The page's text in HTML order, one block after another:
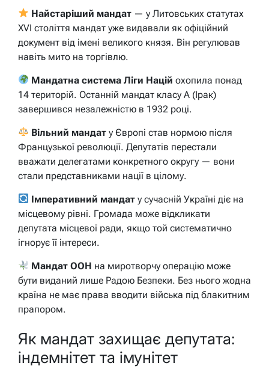
Найстаріший мандат — у Литовських статутах
XVI століття мандат уже видавали як офіційний
документ від імені великого князя. Він регулював
навіть мито на торгівлю.
Мандатна система Ліги Націй охопила понад
14 територій. Останній мандат класу A (Ірак)
завершився незалежністю в 1932 році.
Вільний мандат у Європі став нормою після
Французької революції. Депутатів перестали
вважати делегатами конкретного округу — вони
стали представниками нації в цілому.
Імперативний мандат у сучасній Україні діє на
місцевому рівні. Громада може відкликати
депутата місцевої ради, якщо той систематично
ігнорує її інтереси.
Мандат ООН на миротворчу операцію може
бути виданий лише Радою Безпеки. Без нього жодна
країна не має права вводити війська під блакитним
прапором.
Як мандат захищає депутата:
індемнітет та імунітет